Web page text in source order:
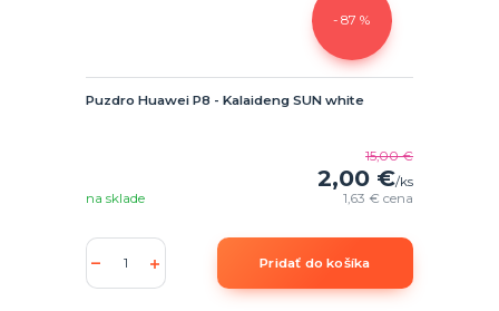
- 87 %
Puzdro Huawei P8 - Kalaideng SUN white
15,00 €
2,00 €/ks
1,63 €cena
na sklade
Pridať do košíka